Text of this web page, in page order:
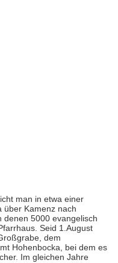
man in etwa einer
über Kamenz nach
denen 5000 evangelisch
Seid 1.August
dem
Hohenbocka, bei dem es
Im gleichen Jahre